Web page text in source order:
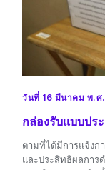
วันที่ 16 มีนาคม พ.ศ
กล่องรับแบบปร
ตามที่ได้มีการแจ้งก
และประสิทธิผลการ